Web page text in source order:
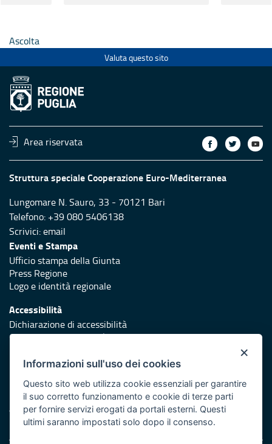
Ascolta
Valuta questo sito
Area riservata
Struttura speciale Cooperazione Euro-Mediterranea
Lungomare N. Sauro, 33 - 70121 Bari
Telefono: +39 080 5406138
Scrivici:email
Eventi e Stampa
Ufficio stampa della Giunta
Press Regione
Logo e identità regionale
Accessibilità
Dichiarazione di accessibilità
Obiettivi di accessibilità
Redazione
Protezione civile
Vai al sito di Protezione Civile Puglia
×
Informazioni sull'uso dei cookies
Questo sito web utilizza cookie essenziali per garantire
il suo corretto funzionamento e cookie di terze parti
per fornire servizi erogati da portali esterni. Questi
ultimi saranno impostati solo dopo il consenso.